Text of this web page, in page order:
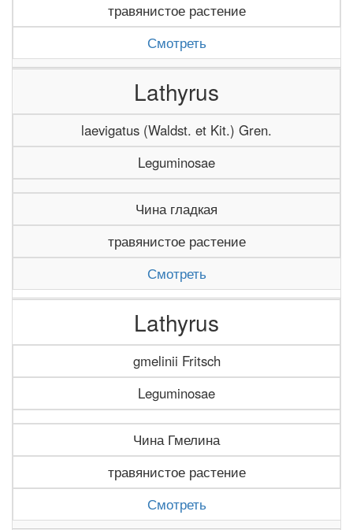
травянистое растение
Смотреть
Lathyrus
laevigatus (Waldst. et Kit.) Gren.
Leguminosae
Чина гладкая
травянистое растение
Смотреть
Lathyrus
gmelinii Fritsch
Leguminosae
Чина Гмелина
травянистое растение
Смотреть